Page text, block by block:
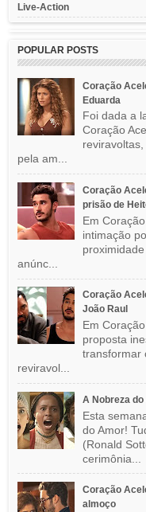
Live-Action
POPULAR POSTS
Coração
Eduarda
Foi dada a
Coração
pela am...
Coração
prisão de
Em
intimação
anúnc...
Coração
João Raul
Em
proposta
transformar
reviravol...
A Nobreza
Esta
do Amor!
(Ronald
cerimônia...
Coração
almoço